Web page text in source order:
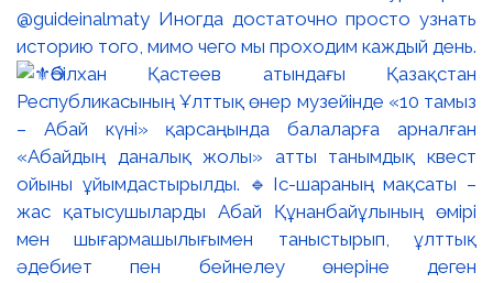
@guideinalmaty Иногда достаточно просто узнать
историю того, мимо чего мы проходим каждый день.